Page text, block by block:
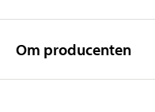
Vægt
Om producenten